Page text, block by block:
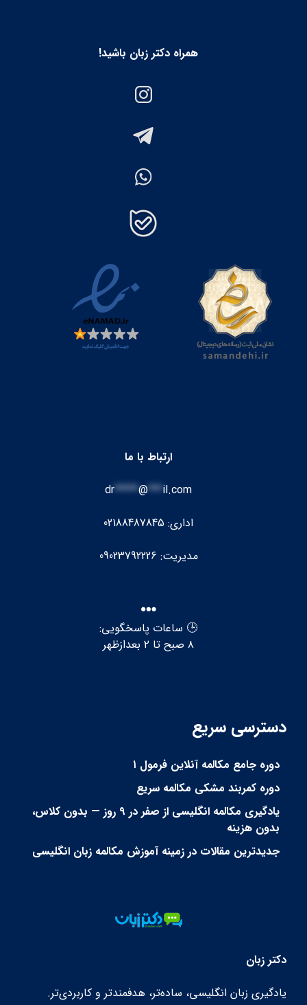
همراه دکتر زبان باشید!
ارتباط با ما
dr*****@***il.com
اداری: 02188487845
مدیریت: 09023792226
🕒 ساعات پاسخگویی:
۸ صبح تا ۲ بعدازظهر
دسترسی سریع
دوره جامع مکالمه آنلاین فرمول ۱
دوره کمربند مشکی مکالمه سریع
یادگیری مکالمه انگلیسی از صفر در ۹ روز — بدون کلاس،
بدون هزینه
جدیدترین مقالات در زمینه آموزش مکالمه زبان انگلیسی
دکتر زبان
یادگیری زبان انگلیسی، ساده‌تر، هدفمندتر و کاربردی‌تر.